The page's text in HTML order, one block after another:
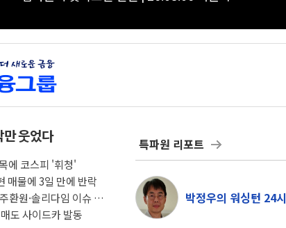
웃었다
에 코스피 '휘청'
매물에 3일 만에 반락
원·솔리다임 이슈 부
도 사이드카 발동
특파원 리포트
박정우의 워싱턴 24시